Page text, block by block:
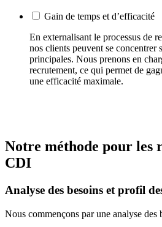
Gain de temps et d’efficacité
En externalisant le processus de
nos clients peuvent se concentrer
principales. Nous prenons en
recrutement, ce qui permet de
une efficacité maximale.
Notre méthode pour les
CDI
Analyse des besoins et profil
Nous commençons par une analyse des